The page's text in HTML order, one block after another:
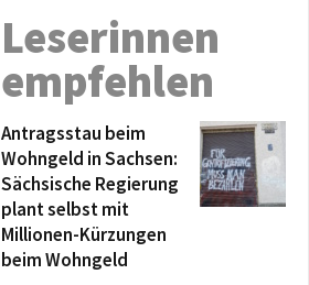
Leserinnen
empfehlen
Antragsstau beim
Wohngeld in Sachsen:
Sächsische Regierung
plant selbst mit
Millionen-Kürzungen
beim Wohngeld